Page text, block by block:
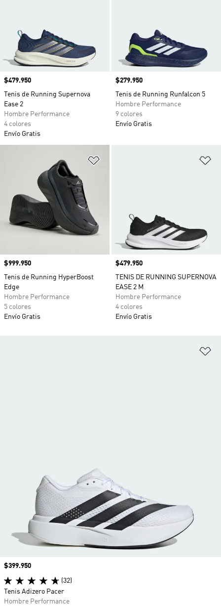
Precio
$479.950
Tenis de Running Supernova
Ease 2
Hombre Performance
4 colores
Envío Gratis
Precio
$279.950
Tenis de Running Runfalcon 5
Hombre Performance
9 colores
Envío Gratis
Precio
$999.950
Tenis de Running HyperBoost
Edge
Hombre Performance
5 colores
Envío Gratis
Precio
$479.950
TENIS DE RUNNING SUPERNOVA
EASE 2 M
Hombre Performance
4 colores
Envío Gratis
Precio
$399.950
(32)
Tenis Adizero Pacer
Hombre Performance